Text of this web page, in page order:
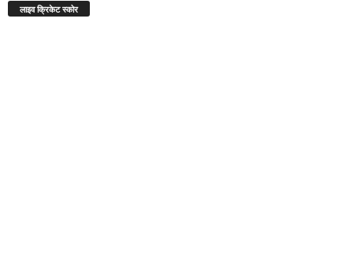
लाइव क्रिकेट स्कोर